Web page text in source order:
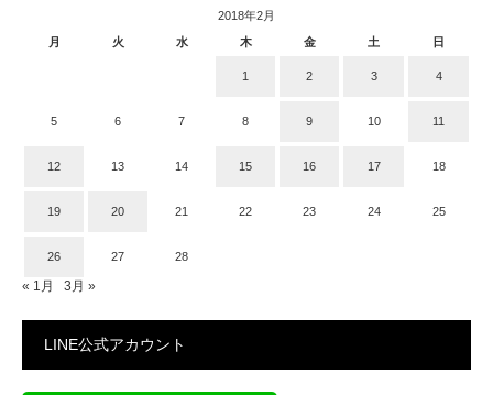
2018年2月
月
火 水 木 金 土 日
1 2 3 4
5 6 7 8 9 10 11
12 13 14 15 16 17 18
19 20 21 22 23 24 25
26 27 28
« 1月 3月 »
LINE公式アカウント